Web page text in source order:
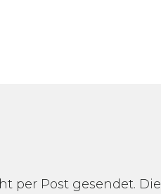
per Post gesendet. Die